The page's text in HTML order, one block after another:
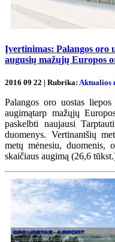
Įvertinimas: Palangos oro
augusių mažųjų Europos
2016 09 22 | Rubrika: Aktualios
Palangos oro uostas
augimątarp mažųjų
paskelbti naujausi
duomenys. Vertinantšių
metų mėnesiu, duomenis,
skaičiaus augimą (26,6